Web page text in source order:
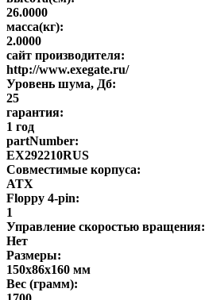
26.0000
масса(кг):
2.0000
сайт производителя:
http://www.exegate.ru/
Уровень шума, Дб:
25
гарантия:
1 год
partNumber:
EX292210RUS
Совместимые корпуса:
ATX
Floppy 4-pin:
1
Управление скоростью вращения:
Нет
Размеры:
150x86x160 мм
Вес (грамм):